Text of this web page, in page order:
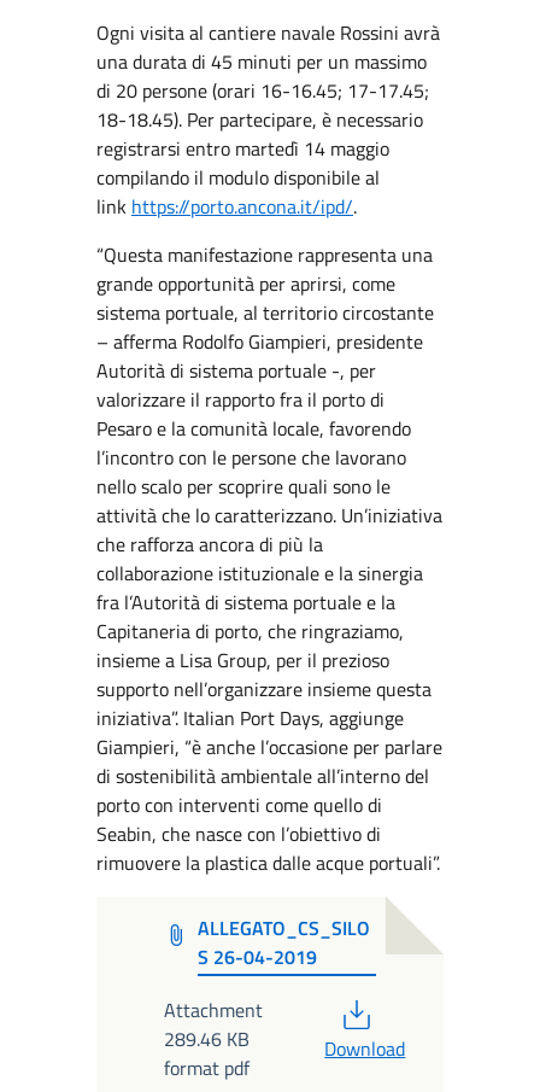
Ogni visita al cantiere navale Rossini avrà
una durata di 45 minuti per un massimo
di 20 persone (orari 16-16.45; 17-17.45;
18-18.45). Per partecipare, è necessario
registrarsi entro martedì 14 maggio
compilando il modulo disponibile al
link https://porto.ancona.it/ipd/.
“Questa manifestazione rappresenta una
grande opportunità per aprirsi, come
sistema portuale, al territorio circostante
– afferma Rodolfo Giampieri, presidente
Autorità di sistema portuale -, per
valorizzare il rapporto fra il porto di
Pesaro e la comunità locale, favorendo
l’incontro con le persone che lavorano
nello scalo per scoprire quali sono le
attività che lo caratterizzano. Un’iniziativa
che rafforza ancora di più la
collaborazione istituzionale e la sinergia
fra l’Autorità di sistema portuale e la
Capitaneria di porto, che ringraziamo,
insieme a Lisa Group, per il prezioso
supporto nell’organizzare insieme questa
iniziativa”. Italian Port Days, aggiunge
Giampieri, “è anche l’occasione per parlare
di sostenibilità ambientale all’interno del
porto con interventi come quello di
Seabin, che nasce con l’obiettivo di
rimuovere la plastica dalle acque portuali”.
ALLEGATO_CS_SILO
S 26-04-2019
Attachment
289.46 KB
format pdf
Download